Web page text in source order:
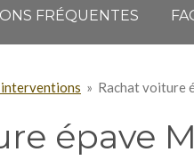
FRÉQUENTES
» Rachat voiture
épave